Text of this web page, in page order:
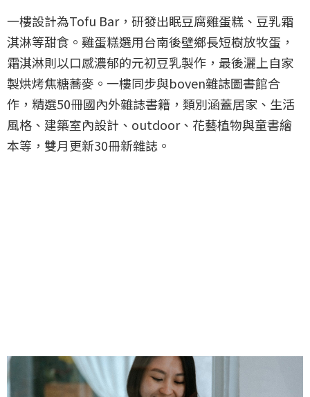
一樓設計為Tofu Bar，研發出眠豆腐雞蛋糕、豆乳霜
淇淋等甜食。雞蛋糕選用台南後壁鄉長短樹放牧蛋，
霜淇淋則以口感濃郁的元初豆乳製作，最後灑上自家
製烘烤焦糖蕎麥。一樓同步與boven雜誌圖書館合
作，精選50冊國內外雜誌書籍，類別涵蓋居家、生活
風格、建築室內設計、outdoor、花藝植物與童書繪
本等，雙月更新30冊新雜誌。